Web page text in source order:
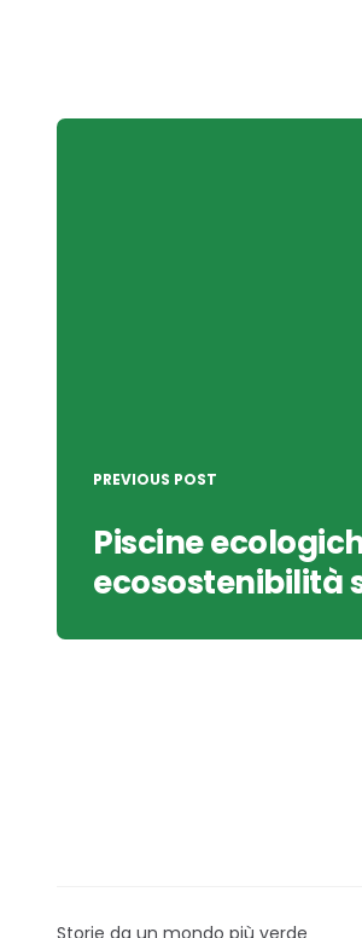
Post
PREVIOUS POST
Piscine
ecosostenibilità
Storie da un mondo più verde